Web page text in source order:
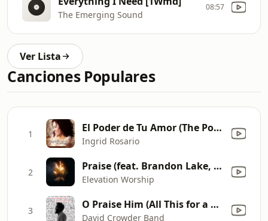
The Emerging Sound
08:57
Ver Lista
Canciones Populares
1 El Poder de Tu Amor (The Power of Love Spanish New Version)
Ingrid Rosario
2 Praise (feat. Brandon Lake, Chris Brown & Chandler Moore)
Elevation Worship
3 O Praise Him (All This for a King)
David Crowder Band